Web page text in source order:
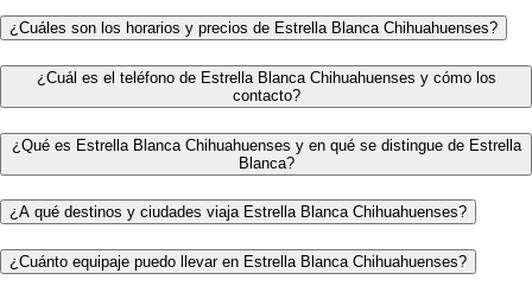
¿Cuáles son los horarios y precios de Estrella Blanca Chihuahuenses?
¿Cuál es el teléfono de Estrella Blanca Chihuahuenses y cómo los
contacto?
¿Qué es Estrella Blanca Chihuahuenses y en qué se distingue de Estrella
Blanca?
¿A qué destinos y ciudades viaja Estrella Blanca Chihuahuenses?
¿Cuánto equipaje puedo llevar en Estrella Blanca Chihuahuenses?